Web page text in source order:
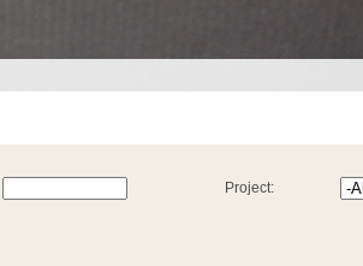
Project: